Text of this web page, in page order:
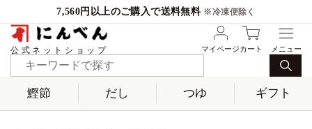
7,560円以上のご購入で送料無料 ※冷凍便除く
公式ネットショップ マイページカート
鰹節 だし つゆ ギフト